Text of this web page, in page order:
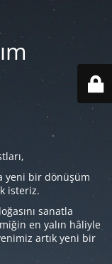
yeni bir dönüşüm
isteriz.
sanatla
en yalın hâliyle
artık yeni bir